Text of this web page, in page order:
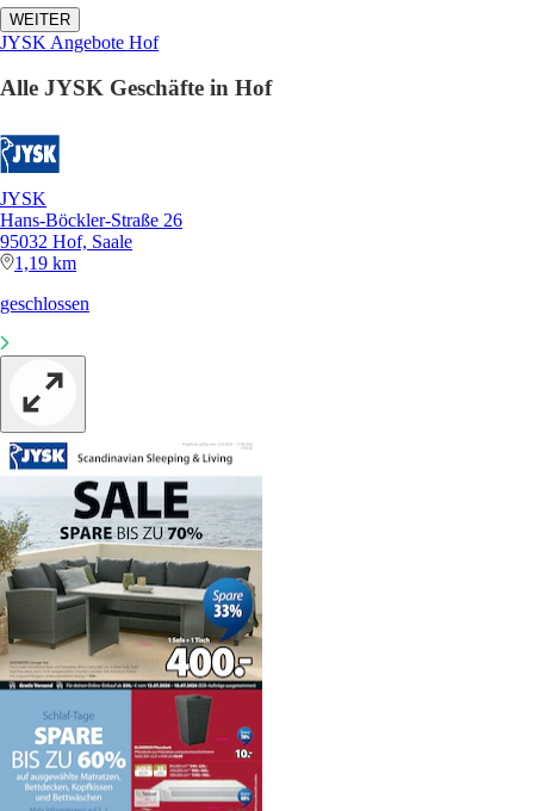
WEITER
JYSK Angebote Hof
Alle JYSK Geschäfte in Hof
JYSK
Hans-Böckler-Straße 26
95032 Hof, Saale
1,19 km
geschlossen